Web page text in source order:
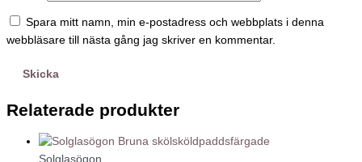
Spara mitt namn, min e-postadress och webbplats i denna
webbläsare till nästa gång jag skriver en kommentar.
Relaterade produkter
Solglasögon